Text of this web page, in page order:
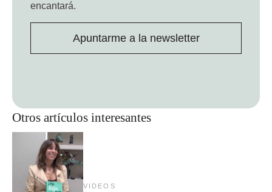
Otros artículos interesantes
VIDEOS
encantará.
Apuntarme a la newsletter